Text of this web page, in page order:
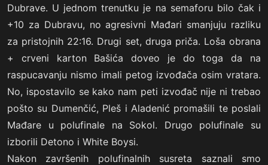
Dubrave. U jednom trenutku je na semaforu bilo čak i
+10 za Dubravu, no agresivni Mađari smanjuju razliku
za pristojnih 22:16. Drugi set, druga priča. Loša obrana
+ crveni karton Bašića doveo je do toga da na
raspucavanju nismo imali petog izvođača osim vratara.
No, ispostavilo se kako nam peti izvođač nije ni trebao
pošto su Dumenčić, Pleš i Aladenić promašili te poslali
Mađare u polufinale na Sokol. Drugo polufinale su
izborili Detono i White Boysi.
Nakon završenih polufinalnih susreta saznali smo